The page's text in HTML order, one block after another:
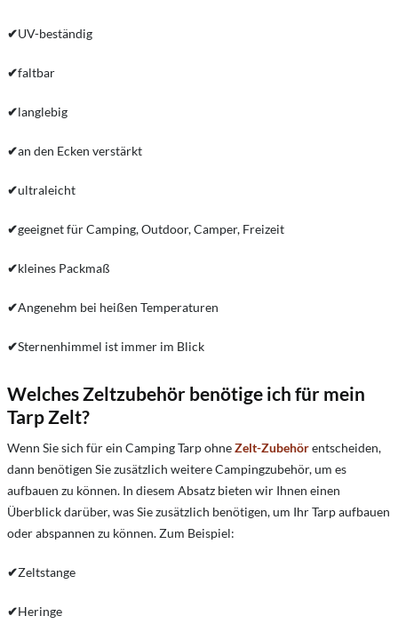
✔UV-beständig
✔faltbar
✔langlebig
✔an den Ecken verstärkt
✔ultraleicht
✔geeignet für Camping, Outdoor, Camper, Freizeit
✔kleines Packmaß
✔Angenehm bei heißen Temperaturen
✔Sternenhimmel ist immer im Blick
Welches Zeltzubehör benötige ich für mein
Tarp Zelt?
Wenn Sie sich für ein Camping Tarp ohneZelt-Zubehörentscheiden,
dann benötigen Sie zusätzlich weitere Campingzubehör, um es
aufbauen zu können. In diesem Absatz bieten wir Ihnen einen
Überblick darüber, was Sie zusätzlich benötigen, um Ihr Tarp aufbauen
oder abspannen zu können. Zum Beispiel:
✔Zeltstange
✔Heringe